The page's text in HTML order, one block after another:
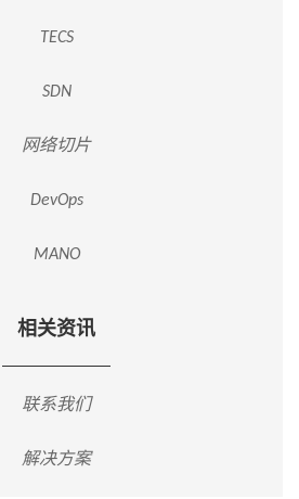
TECS
SDN
网络切片
DevOps
MANO
相关资讯
联系我们
解决方案